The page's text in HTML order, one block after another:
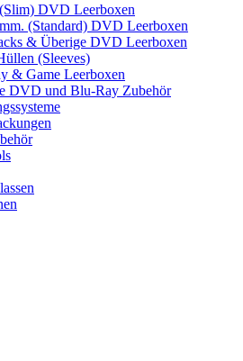
DVD Leerboxen
(Standard) DVD Leerboxen
& Überige DVD Leerboxen
(Sleeves)
& Game Leerboxen
DVD und Blu-Ray Zubehör